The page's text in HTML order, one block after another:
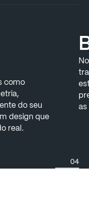
como
do seu
design que
real.
as
04